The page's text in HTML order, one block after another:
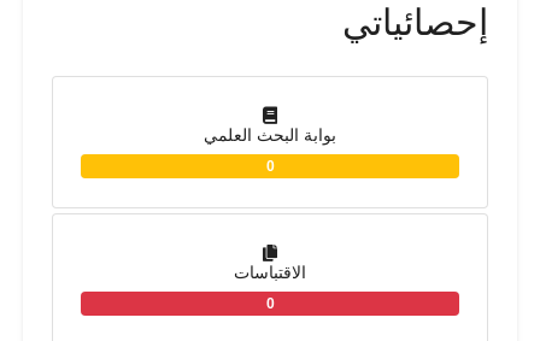
إحصائياتي
بوابة البحث العلمي
0
الاقتباسات
0